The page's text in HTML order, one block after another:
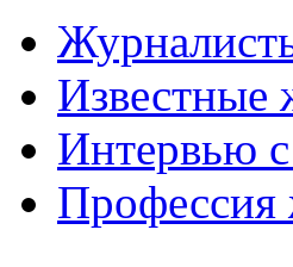
Известные
Интервью
Профессия